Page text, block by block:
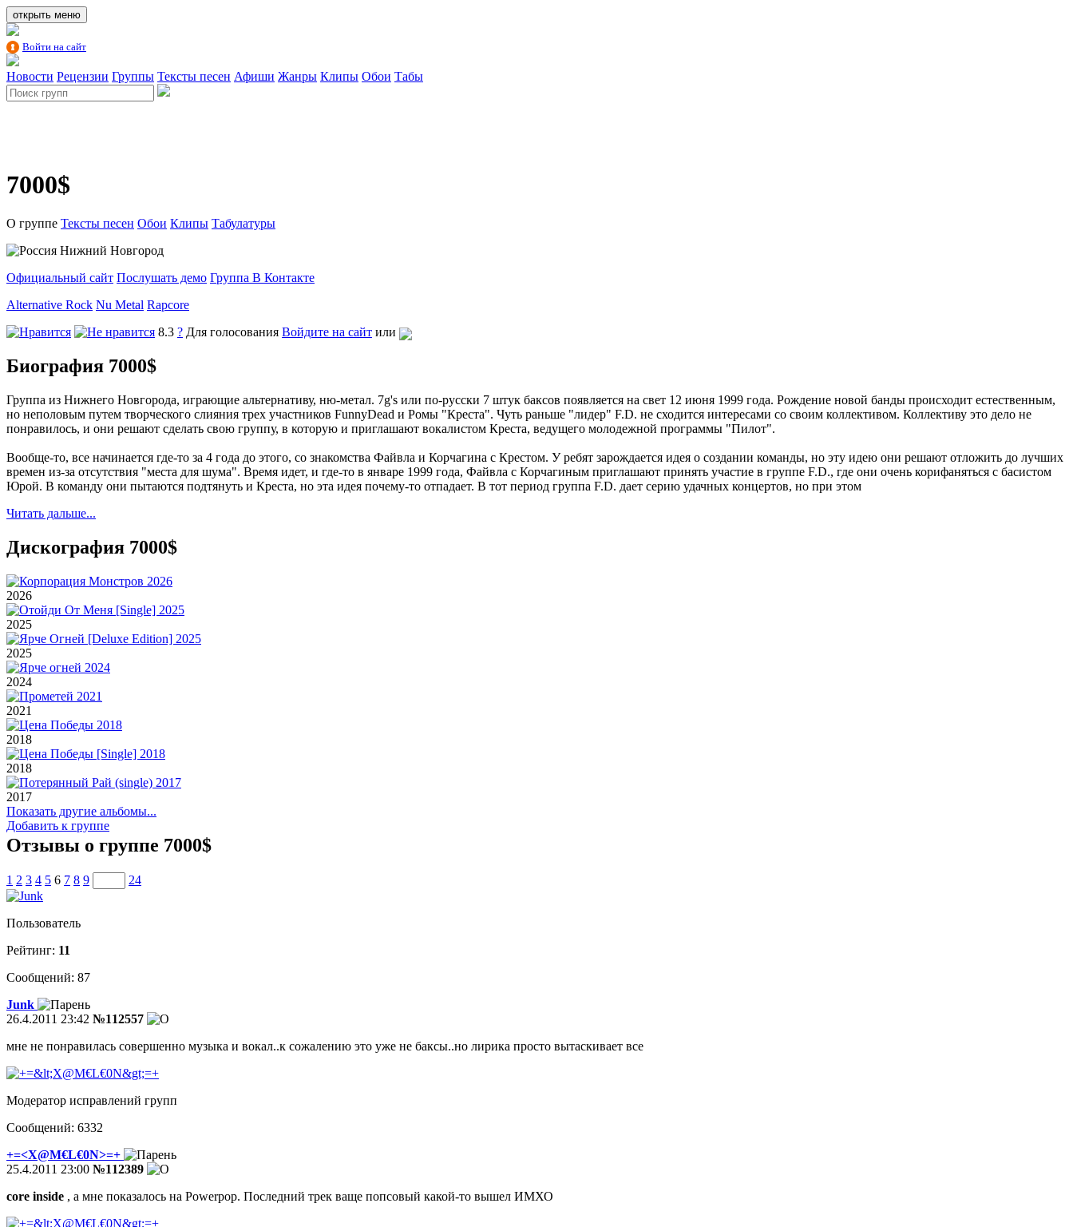
открыть меню
Войти на сайт
Новости Рецензии Группы Тексты песен Афиши Жанры Клипы Обои Табы
7000$
О группе Тексты песен Обои Клипы Табулатуры
Нижний Новгород
Официальный сайт Послушать демо Группа В Контакте
Alternative Rock Nu Metal Rapcore
8.3 ? Для голосования Войдите на сайт или
Биография 7000$
Группа из Нижнего Новгорода, играющие альтернативу, ню-метал. 7g's или по-русски 7 штук баксов появляется на свет 12 июня 1999 года. Рождение новой банды происходит естественным,
но неполовым путем творческого слияния трех участников FunnyDead и Ромы "Креста". Чуть раньше "лидер" F.D. не сходится интересами со своим коллективом. Коллективу это дело не
понравилось, и они решают сделать свою группу, в которую и приглашают вокалистом Креста, ведущего молодежной программы "Пилот".
Вообще-то, все начинается где-то за 4 года до этого, со знакомства Файвла и Корчагина с Крестом. У ребят зарождается идея о создании команды, но эту идею они решают отложить до лучших
времен из-за отсутствия "места для шума". Время идет, и где-то в январе 1999 года, Файвла с Корчагиным приглашают принять участие в группе F.D., где они очень корифаняться с басистом
Юрой. В команду они пытаются подтянуть и Креста, но эта идея почему-то отпадает. В тот период группа F.D. дает серию удачных концертов, но при этом
Читать дальше...
Дискография 7000$
2026
2025
2025
2024
2021
2018
2018
2017
Показать другие альбомы...
Добавить к группе
Отзывы о группе 7000$
1 2 3 4 5 6 7 8 9 24
Пользователь
Рейтинг: 11
Сообщений: 87
Junk
26.4.2011 23:42 №112557
мне не понравилась совершенно музыка и вокал..к сожалению это уже не баксы..но лирика просто вытаскивает все
Модератор исправлений групп
Сообщений: 6332
+=<X@M€L€0N>=+
25.4.2011 23:00 №112389
core inside , а мне показалось на Powerpop. Последний трек ваще попсовый какой-то вышел ИМХО